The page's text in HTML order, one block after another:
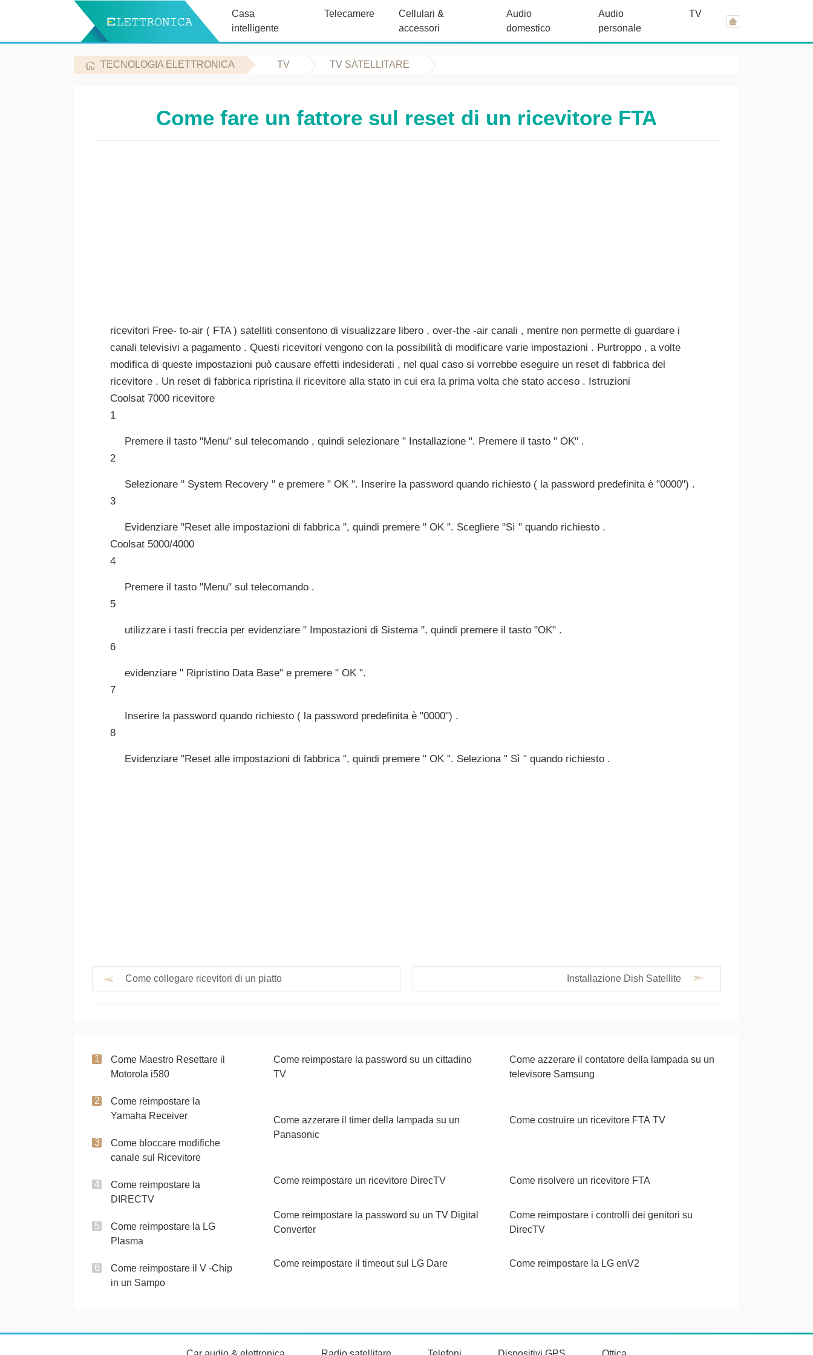
Casa
intelligente
Telecamere
Cellulari &
accessori
Audio
domestico
Audio
personale
TV
TECNOLOGIA ELETTRONICA TV TV SATELLITARE
Come fare un fattore sul reset di un ricevitore FTA
ricevitori Free- to-air ( FTA ) satelliti consentono di visualizzare libero , over-the -air canali , mentre non permette di guardare i
canali televisivi a pagamento . Questi ricevitori vengono con la possibilità di modificare varie impostazioni . Purtroppo , a volte
modifica di queste impostazioni può causare effetti indesiderati , nel qual caso si vorrebbe eseguire un reset di fabbrica del
ricevitore . Un reset di fabbrica ripristina il ricevitore alla stato in cui era la prima volta che stato acceso . Istruzioni
Coolsat 7000 ricevitore
1
Premere il tasto "Menu" sul telecomando , quindi selezionare " Installazione ". Premere il tasto " OK" .
2
Selezionare " System Recovery " e premere " OK ". Inserire la password quando richiesto ( la password predefinita è "0000") .
3
Evidenziare "Reset alle impostazioni di fabbrica ", quindi premere " OK ". Scegliere "Sì " quando richiesto .
Coolsat 5000/4000
4
Premere il tasto "Menu" sul telecomando .
5
utilizzare i tasti freccia per evidenziare " Impostazioni di Sistema ", quindi premere il tasto "OK" .
6
evidenziare " Ripristino Data Base" e premere " OK ".
7
Inserire la password quando richiesto ( la password predefinita è "0000") .
8
Evidenziare "Reset alle impostazioni di fabbrica ", quindi premere " OK ". Seleziona " Sì " quando richiesto .
Come collegare ricevitori di un piatto Installazione Dish Satellite
Come Maestro Resettare il
Motorola i580
Come reimpostare la
Yamaha Receiver
Come bloccare modifiche
canale sul Ricevitore
Come reimpostare la
DIRECTV
Come reimpostare la LG
Plasma
Come reimpostare il V -Chip
in un Sampo
Come reimpostare la password su un cittadino
TV
Come azzerare il contatore della lampada su un
televisore Samsung
Come azzerare il timer della lampada su un
Panasonic
Come costruire un ricevitore FTA TV
Come reimpostare un ricevitore DirecTV Come risolvere un ricevitore FTA
Come reimpostare la password su un TV Digital
Converter
Come reimpostare i controlli dei genitori su
DirecTV
Come reimpostare il timeout sul LG Dare Come reimpostare la LG enV2